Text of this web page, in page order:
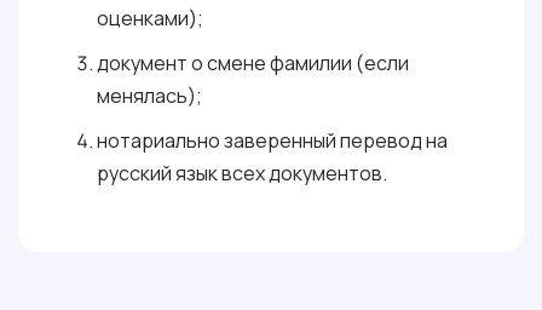
оценками);
документ о смене фамилии (если
менялась);
нотариально заверенный перевод на
русский язык всех документов.